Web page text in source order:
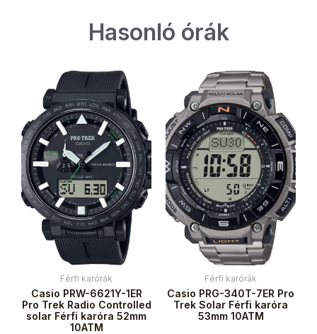
Hasonló órák
Férfi karórák
Casio PRW-6621Y-1ER
Pro Trek Radio Controlled
solar Férfi karóra 52mm
10ATM
Férfi karórák
Casio PRG-340T-7ER Pro
Trek Solar Férfi karóra
53mm 10ATM